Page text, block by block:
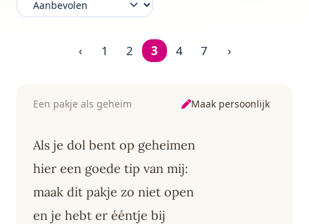
Pagina 3 van 7
‹ 1 2 3 4 7 ›
Een pakje als geheim Maak persoonlijk
Als je dol bent op geheimen
hier een goede tip van mij:
maak dit pakje zo niet open
en je hebt er ééntje bij